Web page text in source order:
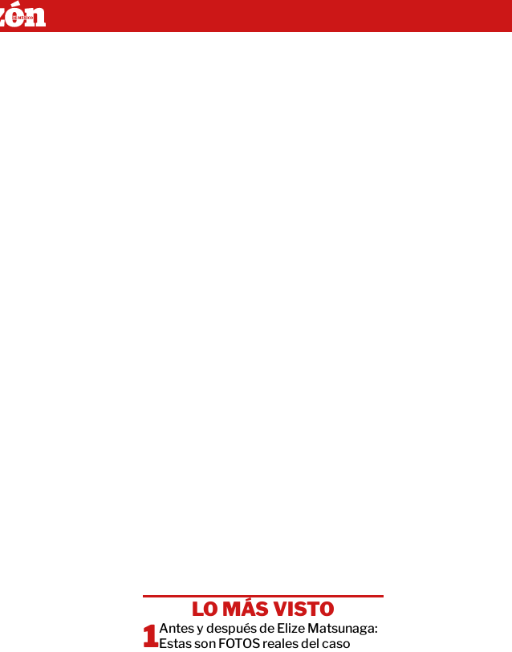
LO MÁS VISTO
Antes y después de Elize Matsunaga:
Estas son FOTOS reales del caso